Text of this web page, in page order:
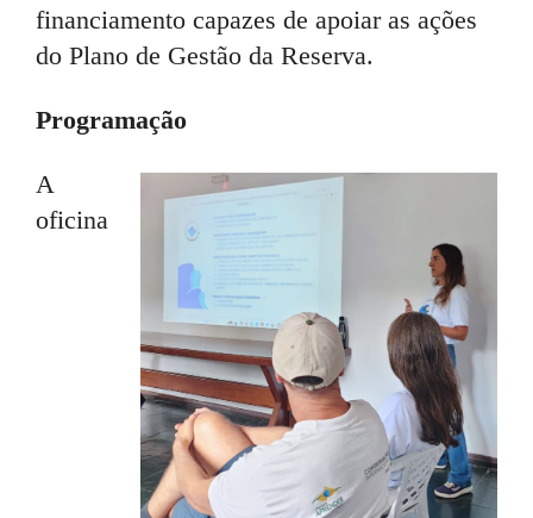
financiamento capazes de apoiar as ações
do Plano de Gestão da Reserva.
Programação
A
oficina